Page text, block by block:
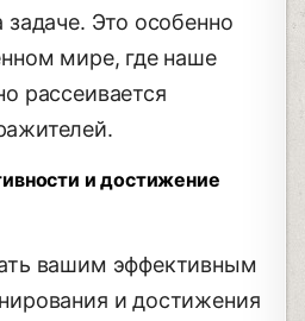
задаче. Это особенно
мире, где наше
рассеивается
и достижение
вашим эффективным
и достижения